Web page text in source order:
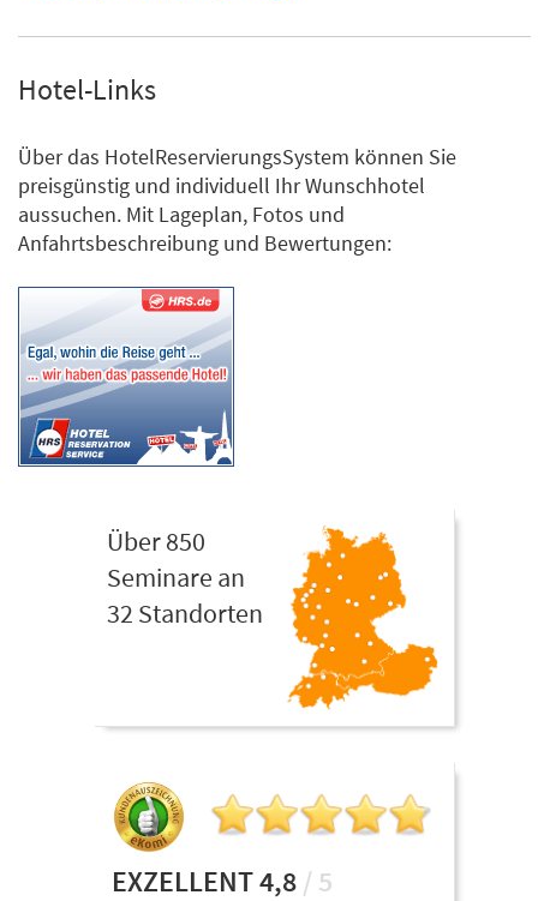
Hotel-Links
Über das HotelReservierungsSystem können Sie
preisgünstig und individuell Ihr Wunschhotel
aussuchen. Mit Lageplan, Fotos und
Anfahrtsbeschreibung und Bewertungen:
Über 850
Seminare an
32 Standorten
EXZELLENT 4,8 / 5